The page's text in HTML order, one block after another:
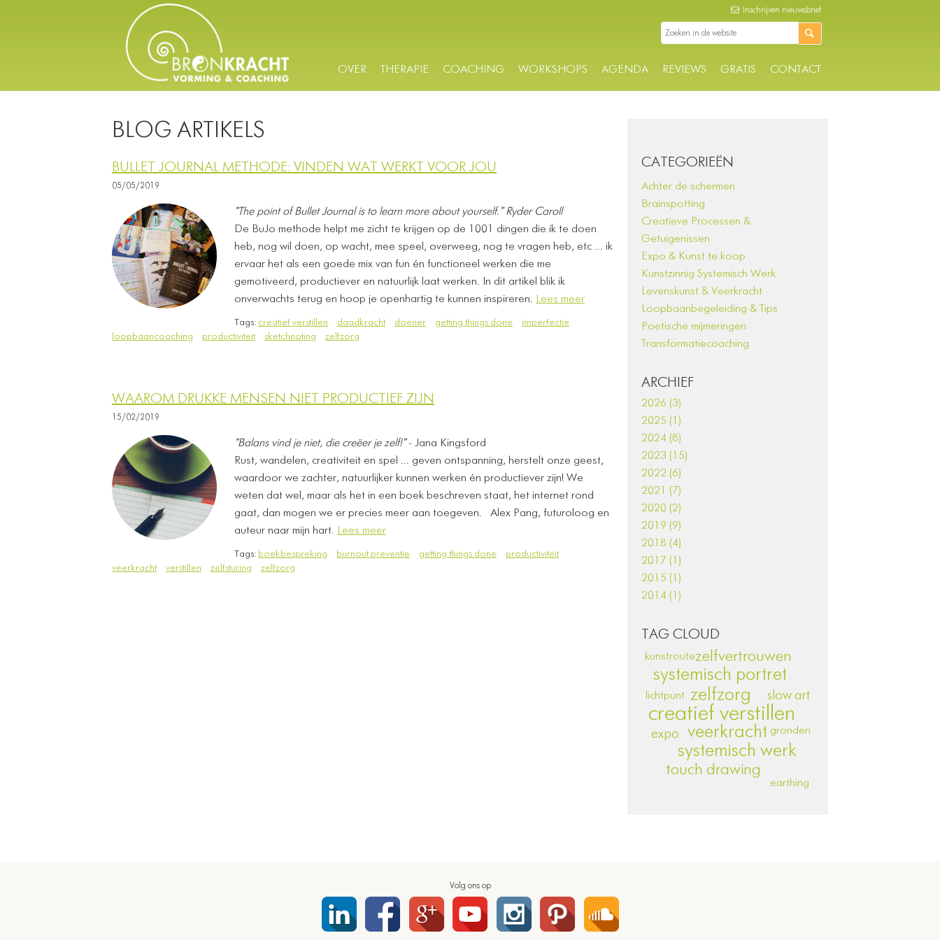
OVER THERAPIE COACHING WORKSHOPS AGENDA REVIEWS GRATIS CONTACT
Inschrijven nieuwsbrief
BLOG ARTIKELS
BULLET JOURNAL METHODE: VINDEN WAT WERKT VOOR JOU
05/05/2019
"The point of Bullet Journal is to learn more about yourself." Ryder Caroll
De BuJo methode helpt me zicht te krijgen op de 1001 dingen die ik te doen
heb, nog wil doen, op wacht, mee speel, overweeg, nog te vragen heb, etc ... ik
ervaar het als een goede mix van fun én functioneel werken die me
gemotiveerd, productiever en natuurlijk laat werken. In dit artikel blik ik
onverwachts terug en hoop je openhartig te kunnen inspireren. Lees meer
Tags: creatief verstillen daadkracht doener getting things done
imperfectie
loopbaancoaching
productiviteit sketchnoting zelfzorg
WAAROM DRUKKE MENSEN NIET PRODUCTIEF ZIJN
15/02/2019
"Balans vind je niet, die creëer je zelf!"- Jana Kingsford
Rust, wandelen, creativiteit en spel ... geven ontspanning, herstelt onze geest,
waardoor we zachter, natuurlijker kunnen werken én productiever zijn! We
weten dat wel, maar als het in een boek beschreven staat, het internet rond
gaat, dan mogen we er precies meer aan toegeven. ​ ​ Alex Pang, futuroloog en
auteur naar mijn hart. Lees meer
Tags: boekbespreking burnout preventie getting things done
productiviteit
veerkracht
verstillen zelfsturing zelfzorg
CATEGORIEËN
Achter de schermen
Brainspotting
Creatieve Processen &
Getuigenissen
Expo & Kunst te koop
Kunstzinnig Systemisch Werk
Levenskunst & Veerkracht
Loopbaanbegeleiding & Tips
Poetische mijmeringen
Transformatiecoaching
ARCHIEF
2026 (3)
2025 (1)
2024 (8)
2023 (15)
2022 (6)
2021 (7)
2020 (2)
2019 (9)
2018 (4)
2017 (1)
2015 (1)
2014 (1)
TAG CLOUD
creatief verstillen
veerkracht
zelfzorg
systemisch portret
systemisch werk
zelfvertrouwen
touch drawing
slow art
expo gronden
earthing
lichtpunt
kunstroute
Volg ons op